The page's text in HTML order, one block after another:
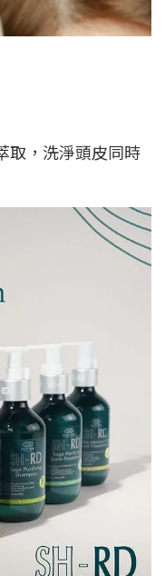
取，洗淨頭皮同時